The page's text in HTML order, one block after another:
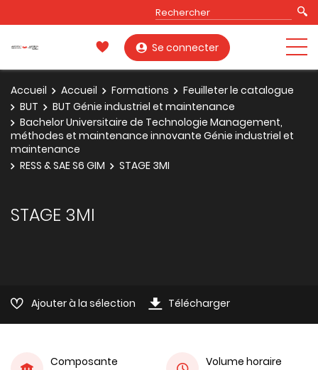
Se connecter
Accueil Accueil Formations
Feuilleter le catalogue
BUT
BUT Génie industriel et maintenance
Bachelor Universitaire de Technologie Management,
méthodes et maintenance innovante Génie industriel et
maintenance
RESS & SAE S6 GIM
STAGE 3MI
STAGE 3MI
Ajouter à la sélection Télécharger
Composante
Volume horaire